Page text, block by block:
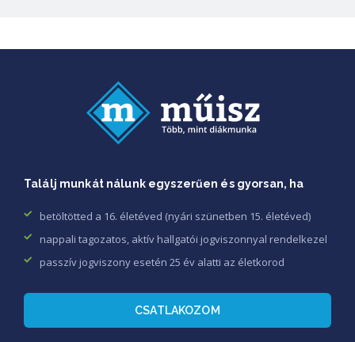
Találj munkát nálunk egyszerűen és gyorsan, ha
betöltötted a 16. életéved (nyári szünetben 15. életéved)
nappali tagozatos, aktív hallgatói jogviszonnyal rendelkezel
passzív jogviszony esetén 25 év alatti az életkorod
CSATLAKOZOM